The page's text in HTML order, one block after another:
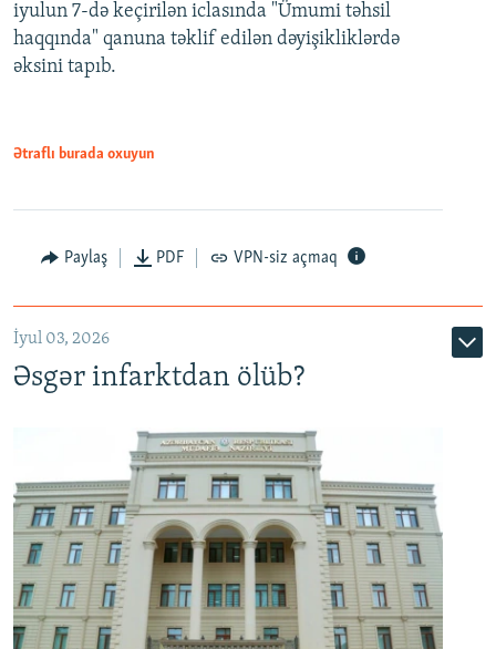
Auto 240p 360p 480p
720p 1080p
720p
iyulun 7-də keçirilən iclasında "Ümumi təhsil
haqqında" qanuna təklif edilən dəyişikliklərdə
əksini tapıb.
Ətraflı burada oxuyun
Paylaş PDF VPN-siz açmaq
İyul 03, 2026
Əsgər infarktdan ölüb?